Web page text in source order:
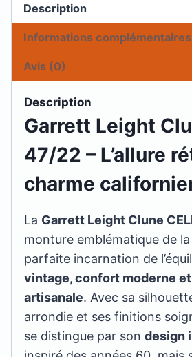
Description
Informations complémentaires
Avis (0)
Description
Garrett Leight
47/22 – L’allure
charme
La Garrett Leight Clune
monture emblématique de
parfaite incarnation de
vintage, confort moderne
artisanale. Avec sa
arrondie et ses finitions
se distingue par sondesign